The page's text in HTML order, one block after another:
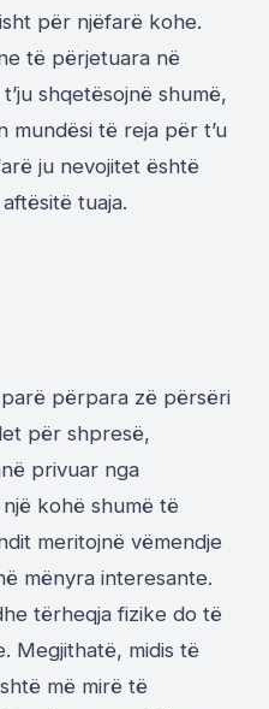
për njëfarë kohe.
të përjetuara në
shqetësojnë shumë,
mundësi të reja për t’u
ju nevojitet është
tuaja.
përpara zë përsëri
për shpresë,
privuar nga
kohë shumë të
meritojnë vëmendje
mënyra interesante.
tërheqja fizike do të
Megjithatë, midis të
më mirë të